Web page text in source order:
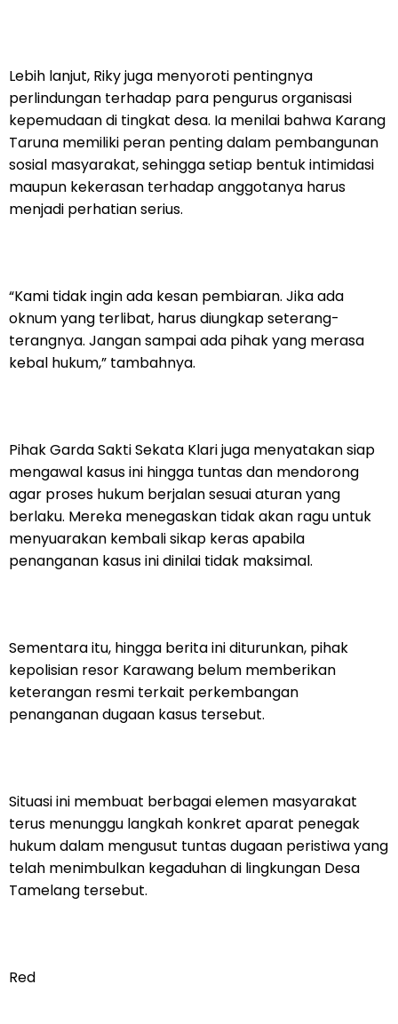
Lebih lanjut, Riky juga menyoroti pentingnya
perlindungan terhadap para pengurus organisasi
kepemudaan di tingkat desa. Ia menilai bahwa Karang
Taruna memiliki peran penting dalam pembangunan
sosial masyarakat, sehingga setiap bentuk intimidasi
maupun kekerasan terhadap anggotanya harus
menjadi perhatian serius.
“Kami tidak ingin ada kesan pembiaran. Jika ada
oknum yang terlibat, harus diungkap seterang-
terangnya. Jangan sampai ada pihak yang merasa
kebal hukum,” tambahnya.
Pihak Garda Sakti Sekata Klari juga menyatakan siap
mengawal kasus ini hingga tuntas dan mendorong
agar proses hukum berjalan sesuai aturan yang
berlaku. Mereka menegaskan tidak akan ragu untuk
menyuarakan kembali sikap keras apabila
penanganan kasus ini dinilai tidak maksimal.
Sementara itu, hingga berita ini diturunkan, pihak
kepolisian resor Karawang belum memberikan
keterangan resmi terkait perkembangan
penanganan dugaan kasus tersebut.
Situasi ini membuat berbagai elemen masyarakat
terus menunggu langkah konkret aparat penegak
hukum dalam mengusut tuntas dugaan peristiwa yang
telah menimbulkan kegaduhan di lingkungan Desa
Tamelang tersebut.
Red